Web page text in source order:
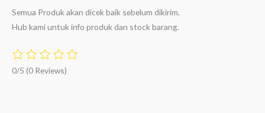
Semua Produk akan dicek baik sebelum dikirim.
Hub kami untuk info produk dan stock barang.
0/5 (0 Reviews)